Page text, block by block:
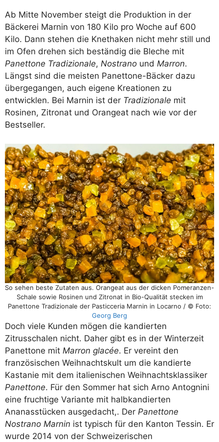
Ab Mitte November steigt die Produktion in der
Bäckerei Marnin von 180 Kilo pro Woche auf 600
Kilo. Dann stehen die Knethaken nicht mehr still und
im Ofen drehen sich beständig die Bleche mit
Panettone Tradizionale, Nostrano und Marron.
Längst sind die meisten Panettone-Bäcker dazu
übergegangen, auch eigene Kreationen zu
entwicklen. Bei Marnin ist der Tradizionale mit
Rosinen, Zitronat und Orangeat nach wie vor der
Bestseller.
So sehen beste Zutaten aus. Orangeat aus der dicken Pomeranzen-
Schale sowie Rosinen und Zitronat in Bio-Qualität stecken im
Panettone Tradizionale der Pasticceria Marnin in Locarno / © Foto:
Georg Berg
Doch viele Kunden mögen die kandierten
Zitrusschalen nicht. Daher gibt es in der Winterzeit
Panettone mit Marron glacée. Er vereint den
französischen Weihnachtskult um die kandierte
Kastanie mit dem italienischen Weihnachtsklassiker
Panettone. Für den Sommer hat sich Arno Antognini
eine fruchtige Variante mit halbkandierten
Ananasstücken ausgedacht,. Der Panettone
Nostrano Marnin ist typisch für den Kanton Tessin. Er
wurde 2014 von der Schweizerischen